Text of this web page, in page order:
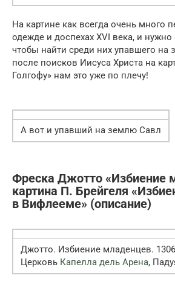
На картине как всегда очень много
одежде и доспехах XVI века, и нужно
чтобы найти среди них упавшего на
после поисков Иисуса Христа на
Голгофу» нам это уже по плечу!
А вот и упавший на землю Савл
Фреска Джотто «Избиение
картина П. Брейгеля
в Вифлееме» (описание)
Джотто. Избиение младенцев.
Церковь Капелла дель Арена,